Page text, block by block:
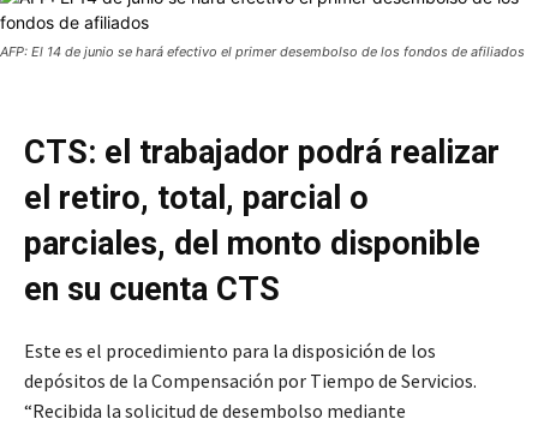
AFP: El 14 de junio se hará efectivo el primer desembolso de los fondos de afiliados
CTS: el trabajador podrá realizar
el retiro, total, parcial o
parciales, del monto disponible
en su cuenta CTS
Este es el procedimiento para la disposición de los
depósitos de la Compensación por Tiempo de Servicios.
“Recibida la solicitud de desembolso mediante